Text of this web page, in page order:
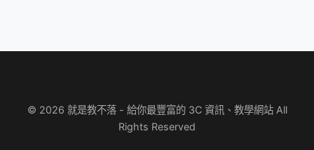
© 2026 就是教不落 - 給你最豐富的 3C 資訊、教學網站 All
Rights Reserved